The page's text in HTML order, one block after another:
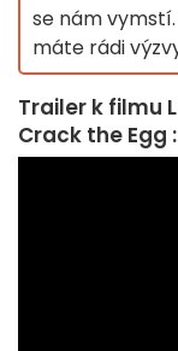
se nám
máte rádi
Trailer k filmu
Crack the Egg :